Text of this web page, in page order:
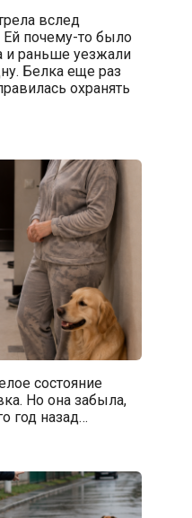
вслед
почему-то было
и раньше уезжали
Белка еще раз
охранять
состояние
Но она забыла,
год назад…